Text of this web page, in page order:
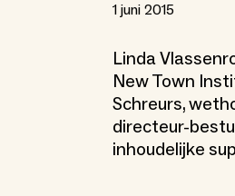
1 juni 2015
Linda
New Town
Schreurs,
directeur-
inhoudelijke